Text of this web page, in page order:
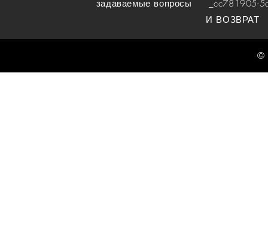
задаваемые вопросы _cc781905-
И ВОЗВРАТ
©